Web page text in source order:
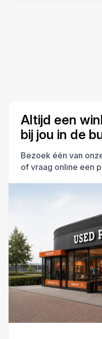
Altijd een
bij jou in de
Bezoek één van
of vraag online een